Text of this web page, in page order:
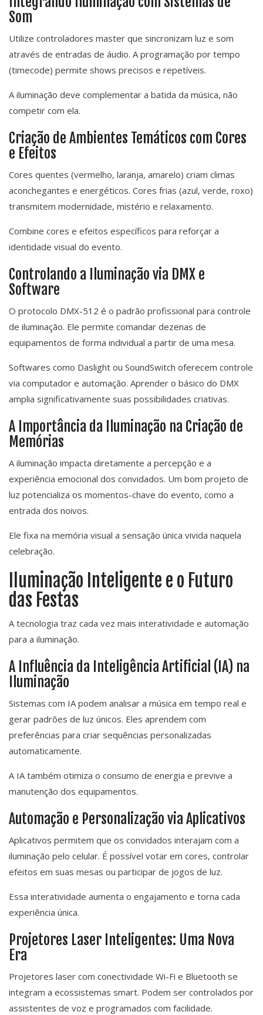
Som
Utilize controladores master que sincronizam luz e som
através de entradas de áudio. A programação por tempo
(timecode) permite shows precisos e repetíveis.
A iluminação deve complementar a batida da música, não
competir com ela.
Criação de Ambientes Temáticos com Cores
e Efeitos
Cores quentes (vermelho, laranja, amarelo) criam climas
aconchegantes e energéticos. Cores frias (azul, verde, roxo)
transmitem modernidade, mistério e relaxamento.
Combine cores e efeitos específicos para reforçar a
identidade visual do evento.
Controlando a Iluminação via DMX e
Software
O protocolo DMX-512 é o padrão profissional para controle
de iluminação. Ele permite comandar dezenas de
equipamentos de forma individual a partir de uma mesa.
Softwares como Daslight ou SoundSwitch oferecem controle
via computador e automação. Aprender o básico do DMX
amplia significativamente suas possibilidades criativas.
A Importância da Iluminação na Criação de
Memórias
A iluminação impacta diretamente a percepção e a
experiência emocional dos convidados. Um bom projeto de
luz potencializa os momentos-chave do evento, como a
entrada dos noivos.
Ele fixa na memória visual a sensação única vivida naquela
celebração.
Iluminação Inteligente e o Futuro
das Festas
A tecnologia traz cada vez mais interatividade e automação
para a iluminação.
A Influência da Inteligência Artificial (IA) na
Iluminação
Sistemas com IA podem analisar a música em tempo real e
gerar padrões de luz únicos. Eles aprendem com
preferências para criar sequências personalizadas
automaticamente.
A IA também otimiza o consumo de energia e previve a
manutenção dos equipamentos.
Automação e Personalização via Aplicativos
Aplicativos permitem que os convidados interajam com a
iluminação pelo celular. É possível votar em cores, controlar
efeitos em suas mesas ou participar de jogos de luz.
Essa interatividade aumenta o engajamento e torna cada
experiência única.
Projetores Laser Inteligentes: Uma Nova
Era
Projetores laser com conectividade Wi-Fi e Bluetooth se
integram a ecossistemas smart. Podem ser controlados por
assistentes de voz e programados com facilidade.